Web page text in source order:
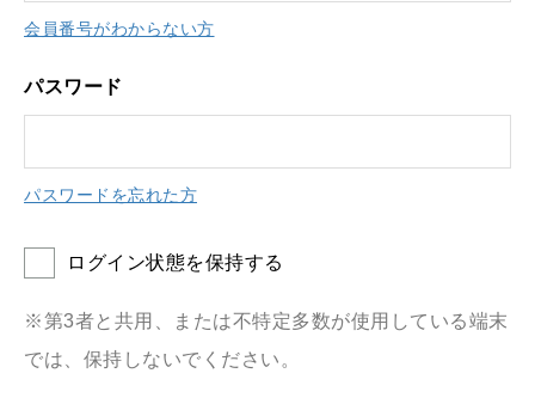
会員番号がわからない方
パスワード
パスワードを忘れた方
ログイン状態を保持する
※第3者と共用、または不特定多数が使用している端末
では、保持しないでください。